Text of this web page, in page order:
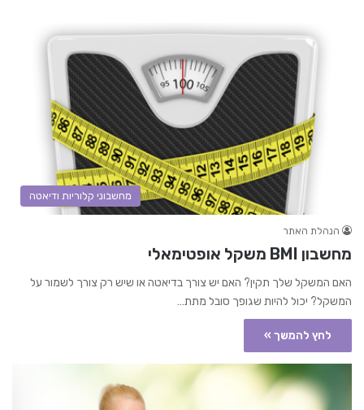
מחשבוני קלוריות ודיאטה
הנהלת האתר
מחשבון BMI משקל אופטימאלי
האם המשקל שלך תקין? האם יש צורך בדיאטה או שיש רק צורך לשמור על
המשקל? יכול להיות שגופך סובל מתת…
לחץ להמשך »